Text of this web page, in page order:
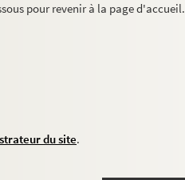
pour revenir à la page d'accueil.
du site.